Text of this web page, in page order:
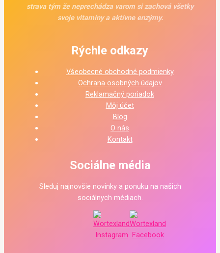
strava tým že neprechádza varom si zachová všetky
svoje vitamíny a aktívne enzýmy.
Rýchle odkazy
Všeobecné obchodné podmienky
Ochrana osobných údajov
Reklamačný poriadok
Môj účet
Blog
O nás
Kontakt
Sociálne média
Sleduj najnovšie novinky a ponuku na našich
sociálnych médiach.